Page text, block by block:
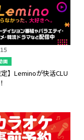
画
定】Leminoが快活CLU